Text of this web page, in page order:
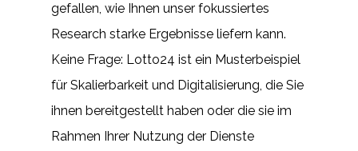
gefallen, wie Ihnen unser fokussiertes
Research starke Ergebnisse liefern kann.
Keine Frage: Lotto24 ist ein Musterbeispiel
für Skalierbarkeit und Digitalisierung, die Sie
ihnen bereitgestellt haben oder die sie im
Rahmen Ihrer Nutzung der Dienste